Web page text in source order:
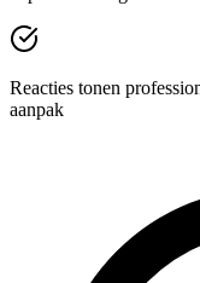
Reacties tonen
aanpak